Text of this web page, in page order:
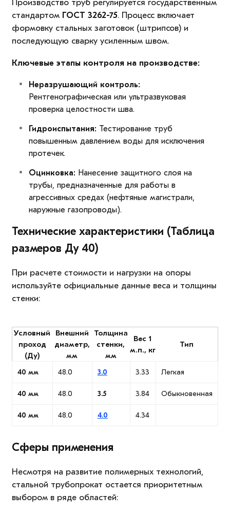
Производство труб регулируется государственным
стандартом ГОСТ 3262-75. Процесс включает
формовку стальных заготовок (штрипсов) и
последующую сварку усиленным швом.
Ключевые этапы контроля на производстве:
Неразрушающий контроль:
Рентгенографическая или ультразвуковая
проверка целостности шва.
Гидроиспытания: Тестирование труб
повышенным давлением воды для исключения
протечек.
Оцинковка: Нанесение защитного слоя на
трубы, предназначенные для работы в
агрессивных средах (нефтяные магистрали,
наружные газопроводы).
Технические характеристики (Таблица
размеров Ду 40)
При расчете стоимости и нагрузки на опоры
используйте официальные данные веса и толщины
стенки:
Условный
проход
(Ду)
Внешний
диаметр,
мм
Толщина
стенки,
мм
Вес 1
м.п., кг
Тип
40 мм 48.0 3.0 3.33 Легкая
40 мм 48.0 3.5 3.84 Обыкновенная
40 мм 48.0 4.0 4.34
Сферы применения
Несмотря на развитие полимерных технологий,
стальной трубопрокат остается приоритетным
выбором в ряде областей: